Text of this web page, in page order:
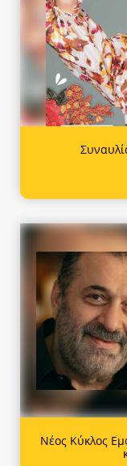
Νέος Κύκλος